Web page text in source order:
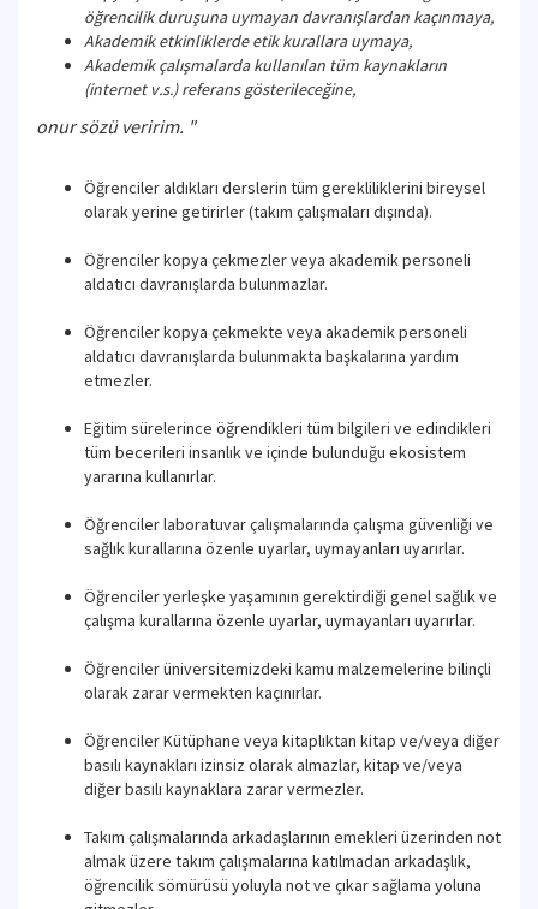
öğrencilik duruşuna uymayan davranışlardan kaçınmaya,
Akademik etkinliklerde etik kurallara uymaya,
Akademik çalışmalarda kullanılan tüm kaynakların
(internet v.s.) referans gösterileceğine,
onur sözü veririm. "
Öğrenciler aldıkları derslerin tüm gerekliliklerini bireysel
olarak yerine getirirler (takım çalışmaları dışında).
Öğrenciler kopya çekmezler veya akademik personeli
aldatıcı davranışlarda bulunmazlar.
Öğrenciler kopya çekmekte veya akademik personeli
aldatıcı davranışlarda bulunmakta başkalarına yardım
etmezler.
Eğitim sürelerince öğrendikleri tüm bilgileri ve edindikleri
tüm becerileri insanlık ve içinde bulunduğu ekosistem
yararına kullanırlar.
Öğrenciler laboratuvar çalışmalarında çalışma güvenliği ve
sağlık kurallarına özenle uyarlar, uymayanları uyarırlar.
Öğrenciler yerleşke yaşamının gerektirdiği genel sağlık ve
çalışma kurallarına özenle uyarlar, uymayanları uyarırlar.
Öğrenciler üniversitemizdeki kamu malzemelerine bilinçli
olarak zarar vermekten kaçınırlar.
Öğrenciler Kütüphane veya kitaplıktan kitap ve/veya diğer
basılı kaynakları izinsiz olarak almazlar, kitap ve/veya
diğer basılı kaynaklara zarar vermezler.
Takım çalışmalarında arkadaşlarının emekleri üzerinden not
almak üzere takım çalışmalarına katılmadan arkadaşlık,
öğrencilik sömürüsü yoluyla not ve çıkar sağlama yoluna